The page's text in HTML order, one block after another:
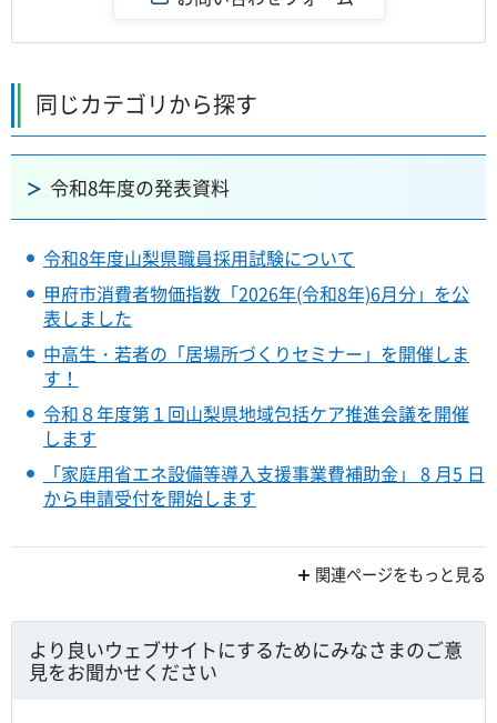
同じカテゴリから探す
令和8年度の発表資料
令和8年度山梨県職員採用試験について
甲府市消費者物価指数「2026年(令和8年)6月分」を公
表しました
中高生・若者の「居場所づくりセミナー」を開催しま
す！
令和８年度第１回山梨県地域包括ケア推進会議を開催
します
「家庭用省エネ設備等導入支援事業費補助金」 8 月5 日
から申請受付を開始します
関連ページをもっと見る
より良いウェブサイトにするためにみなさまのご意
見をお聞かせください